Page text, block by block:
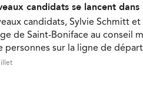
candidats se lancent
candidats, Sylvie Schmitt
de Saint-Boniface au conseil
personnes sur la ligne de